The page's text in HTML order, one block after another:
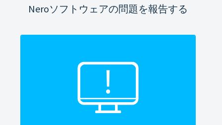
Neroソフトウェアの問題を報告する